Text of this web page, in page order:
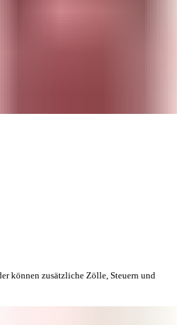
können zusätzliche Zölle, Steuern und